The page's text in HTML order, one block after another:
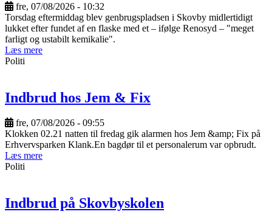
fre, 07/08/2026 - 10:32
Torsdag eftermiddag blev genbrugspladsen i Skovby midlertidigt
lukket efter fundet af en flaske med et – ifølge Renosyd – "meget
farligt og ustabilt kemikalie".
Læs mere
Politi
Indbrud hos Jem & Fix
fre, 07/08/2026 - 09:55
Klokken 02.21 natten til fredag gik alarmen hos Jem &amp; Fix på
Erhvervsparken Klank.En bagdør til et personalerum var opbrudt.
Læs mere
Politi
Indbrud på Skovbyskolen